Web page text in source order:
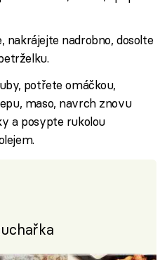
nakrájejte nadrobno, dosolte
potřete omáčkou,
maso, navrch znovu
a posypte rukolou